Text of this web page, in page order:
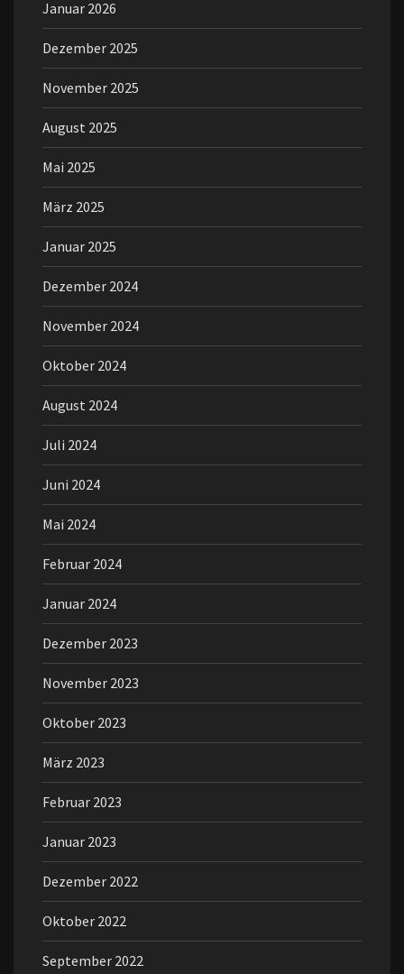
Januar 2026
Dezember 2025
November 2025
August 2025
Mai 2025
März 2025
Januar 2025
Dezember 2024
November 2024
Oktober 2024
August 2024
Juli 2024
Juni 2024
Mai 2024
Februar 2024
Januar 2024
Dezember 2023
November 2023
Oktober 2023
März 2023
Februar 2023
Januar 2023
Dezember 2022
Oktober 2022
September 2022